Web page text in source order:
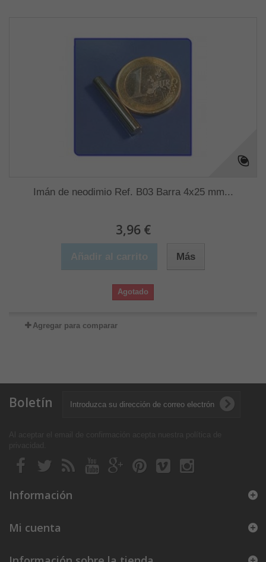
Imán de neodimio Ref. B03 Barra 4x25 mm...
3,96 €
Más
Agotado
Agregar para comparar
Boletín
Información
Mi cuenta